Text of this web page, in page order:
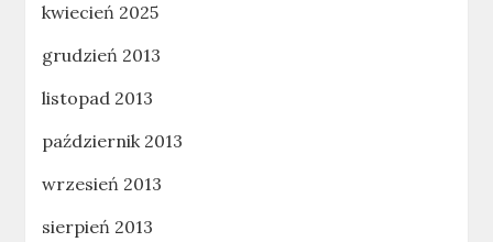
kwiecień 2025
grudzień 2013
listopad 2013
październik 2013
wrzesień 2013
sierpień 2013